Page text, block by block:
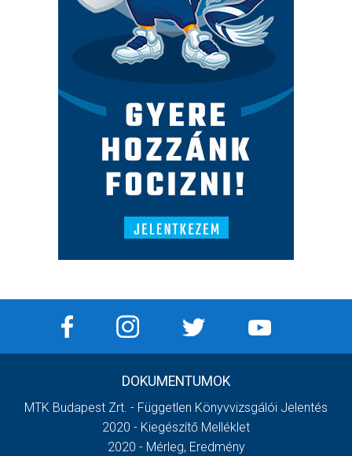
DOKUMENTUMOK
MTK Budapest Zrt. - Független Könyvvizsgálói Jelentés
2020 - Kiegészítő Melléklet
2020 - Mérleg, Eredmény